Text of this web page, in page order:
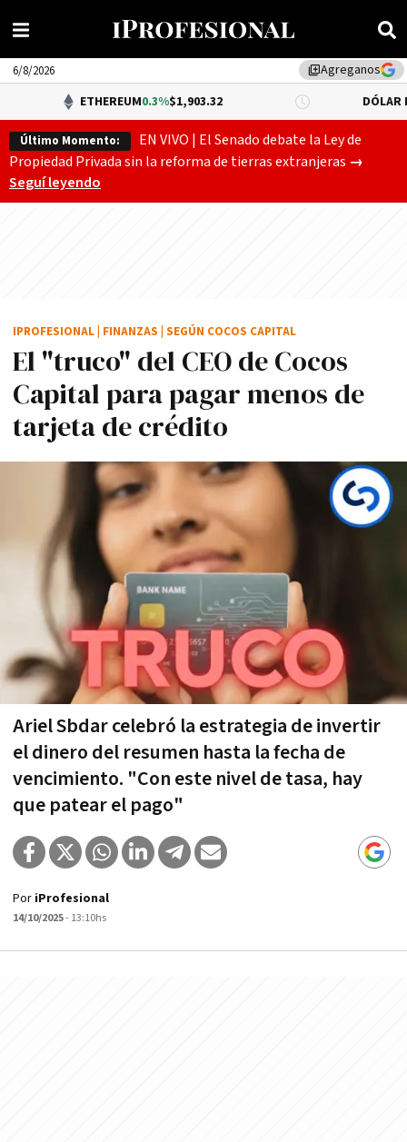
library_addAgreganos
6/8/2026
ETHEREUM0.3%$1,903.32 DÓLAR BNA $1,520.00
Último Momento:
EN VIVO | El Senado debate la Ley de
Propiedad Privada sin la reforma de tierras extranjeras →
Seguí leyendo
El "truco" del CEO de Cocos
Capital para pagar menos de
tarjeta de crédito
Ariel Sbdar celebró la estrategia de invertir
el dinero del resumen hasta la fecha de
vencimiento. "Con este nivel de tasa, hay
que patear el pago"
IPROFESIONAL FINANZAS SEGÚN COCOS CAPITAL
Por iProfesional
14/10/2025- 13:10hs